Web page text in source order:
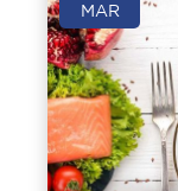
MAR